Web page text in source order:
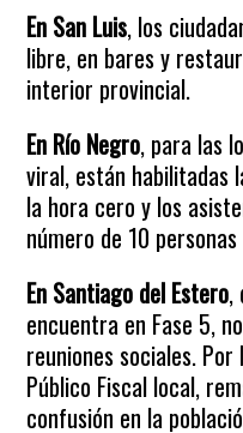
En San Luis, los
libre, en bares y
interior provincial.
En Río Negro, para las
viral, están habilitadas
la hora cero y los
número de 10
En Santiago del Estero,
encuentra en Fase 5,
reuniones sociales.
Público Fiscal local,
confusión en la